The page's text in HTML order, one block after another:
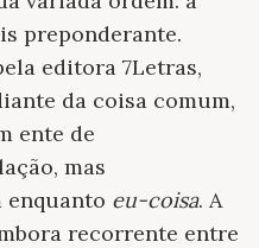
preponderante.
editora 7Letras,
da coisa comum,
ente de
mas
enquanto eu-coisa. A
recorrente entre